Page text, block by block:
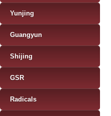
Yunjing
Guangyun
Shijing
GSR
Radicals